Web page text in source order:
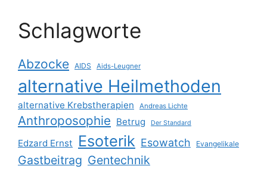
Schlagworte
Abzocke AIDS Aids-Leugner
alternative Heilmethoden
alternative Krebstherapien Andreas Lichte
Anthroposophie Betrug Der Standard
Edzard Ernst Esoterik Esowatch Evangelikale
Gastbeitrag Gentechnik